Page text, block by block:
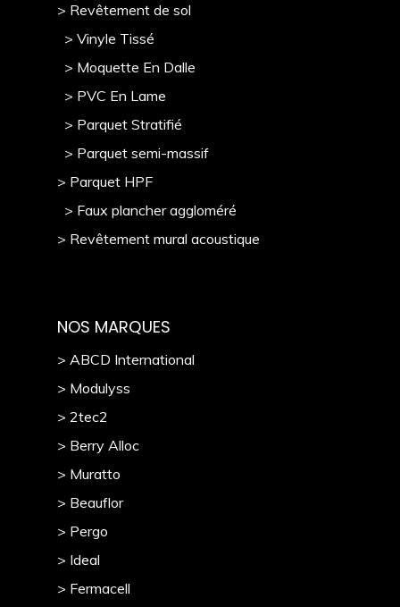
> Revêtement de sol
> Vinyle Tissé
> Moquette En Dalle
> PVC En Lame
> Parquet Stratifié
> Parquet semi-massif
> Parquet HPF
> Faux plancher aggloméré
> Revêtement mural acoustique
NOS MARQUES
> ABCD International
> Modulyss
> 2tec2
> Berry Alloc
> Muratto
> Beauflor
> Pergo
> Ideal
> Fermacell